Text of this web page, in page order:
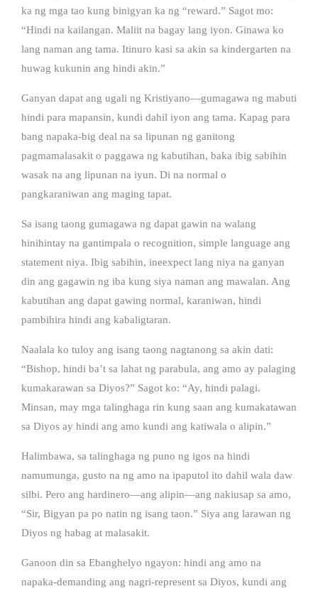
ka ng mga tao kung binigyan ka ng “reward.” Sagot mo:
“Hindi na kailangan. Maliit na bagay lang iyon. Ginawa ko
lang naman ang tama. Itinuro kasi sa akin sa kindergarten na
huwag kukunin ang hindi akin.”
Ganyan dapat ang ugali ng Kristiyano—gumagawa ng mabuti
hindi para mapansin, kundi dahil iyon ang tama. Kapag para
bang napaka-big deal na sa lipunan ng ganitong
pagmamalasakit o paggawa ng kabutihan, baka ibig sabihin
wasak na ang lipunan na iyun. Di na normal o
pangkaraniwan ang maging tapat.
Sa isang taong gumagawa ng dapat gawin na walang
hinihintay na gantimpala o recognition, simple language ang
statement niya. Ibig sabihin, ineexpect lang niya na ganyan
din ang gagawin ng iba kung siya naman ang mawalan. Ang
kabutihan ang dapat gawing normal, karaniwan, hindi
pambihira hindi ang kabaligtaran.
Naalala ko tuloy ang isang taong nagtanong sa akin dati:
“Bishop, hindi ba’t sa lahat ng parabula, ang amo ay palaging
kumakarawan sa Diyos?” Sagot ko: “Ay, hindi palagi.
Minsan, may mga talinghaga rin kung saan ang kumakatawan
sa Diyos ay hindi ang amo kundi ang katiwala o alipin.”
Halimbawa, sa talinghaga ng puno ng igos na hindi
namumunga, gusto na ng amo na ipaputol ito dahil wala daw
silbi. Pero ang hardinero—ang alipin—ang nakiusap sa amo,
“Sir, Bigyan pa po natin ng isang taon.” Siya ang larawan ng
Diyos ng habag at malasakit.
Ganoon din sa Ebanghelyo ngayon: hindi ang amo na
napaka-demanding ang nagri-represent sa Diyos, kundi ang